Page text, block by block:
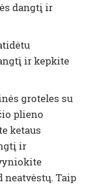
dangtį ir
ir kepkite
groteles su
plieno
ketaus
ir
Taip